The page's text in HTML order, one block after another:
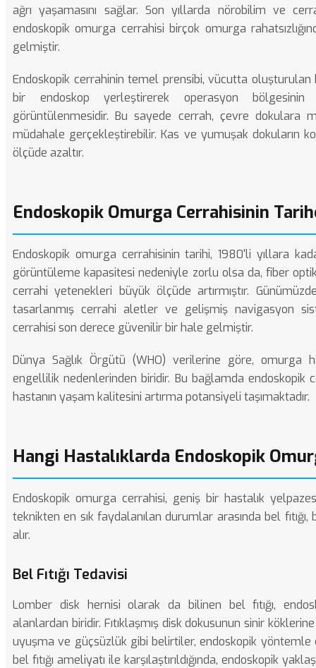
ağrı yaşamasını sağlar. Son yıllarda nörobilim ve
endoskopik omurga cerrahisi birçok omurga
gelmiştir.
Endoskopik cerrahinin temel prensibi, vücutta oluşturulan
bir endoskop yerleştirerek operasyon
görüntülenmesidir. Bu sayede cerrah, çevre dokulara
müdahale gerçekleştirebilir. Kas ve yumuşak dokuların
ölçüde azaltır.
Endoskopik Omurga Cerrahisinin
Endoskopik omurga cerrahisinin tarihi, 1980'li yıllara
görüntüleme kapasitesi nedeniyle zorlu olsa da, fiber
cerrahi yetenekleri büyük ölçüde artırmıştır.
tasarlanmış cerrahi aletler ve gelişmiş navigasyon
cerrahisi son derece güvenilir bir hale gelmiştir.
Dünya Sağlık Örgütü (WHO) verilerine göre, omurga
engellilik nedenlerinden biridir. Bu bağlamda endoskopik
hastanın yaşam kalitesini artırma potansiyeli taşımaktadır.
Hangi Hastalıklarda Endoskopik
Endoskopik omurga cerrahisi, geniş bir hastalık
teknikten en sık faydalanılan durumlar arasında bel fıtığı,
alır.
Bel Fıtığı Tedavisi
Lomber disk hernisi olarak da bilinen bel fıtığı,
alanlardan biridir. Fıtıklaşmış disk dokusunun sinir
uyuşma ve güçsüzlük gibi belirtiler, endoskopik
bel fıtığı ameliyatı ile karşılaştırıldığında, endoskopik